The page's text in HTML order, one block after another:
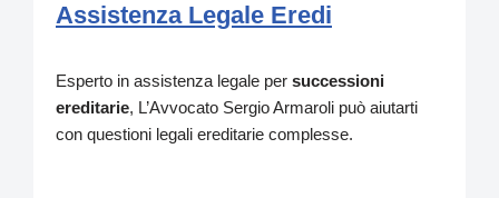
Assistenza Legale Eredi
Esperto in assistenza legale per successioni
ereditarie, L’Avvocato Sergio Armaroli può aiutarti
con questioni legali ereditarie complesse.